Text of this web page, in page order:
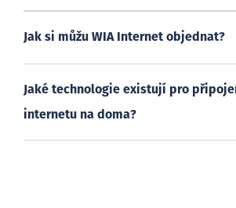
Jak si můžu WIA Internet objednat?
Jaké technologie existují pro
internetu na doma?